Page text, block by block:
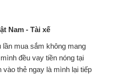
Nam - Tài xế
lần mua sắm không mang
đều vay tiền nóng tại
vào thẻ ngay là mình lại tiếp